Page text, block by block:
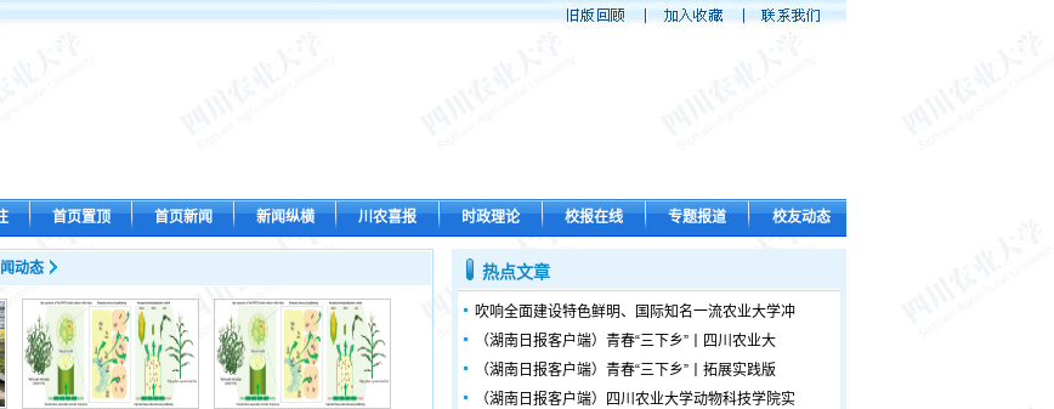
首页置顶 首页新闻 新闻纵横 川农喜报 时政理论 校报在线 专题报道 校友动态
动态 热点文章
吹响全面建设特色鲜明、国际知名一流农业大学冲
（湖南日报客户端）青春“三下乡”丨四川农业大
（湖南日报客户端）青春“三下乡”丨拓展实践版
（湖南日报客户端）四川农业大学动物科技学院实